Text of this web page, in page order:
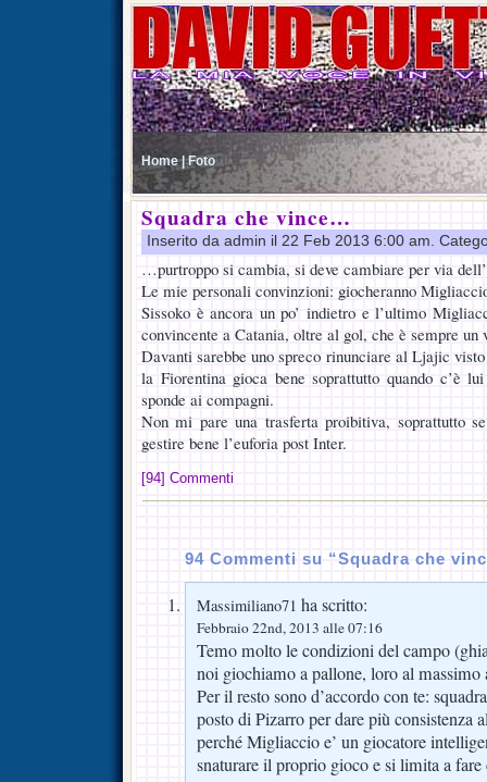
Home | Foto
Squadra che vince…
Inserito da admin il 22 Feb 2013 6:00 am.
…purtroppo si cambia, si deve cambiare per via
Le mie personali convinzioni: giocheranno
Sissoko è ancora un po’ indietro e l’ultimo
convincente a Catania, oltre al gol, che è sempre un
Davanti sarebbe uno spreco rinunciare al Ljajic
la Fiorentina gioca bene soprattutto quando c’è
sponde ai compagni.
Non mi pare una trasferta proibitiva, soprattutto
gestire bene l’euforia post Inter.
[94] Commenti
94 Commenti su “Squadra che
Massimiliano71 ha scritto:
Febbraio 22nd, 2013 alle 07:16
Temo molto le condizioni del campo
noi giochiamo a pallone, loro al massimo
Per il resto sono d’accordo con te:
posto di Pizarro per dare più consistenza
perché Migliaccio e’ un giocatore
snaturare il proprio gioco e si limita a